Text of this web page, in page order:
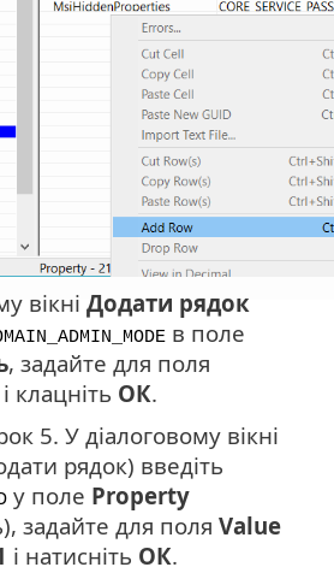
вікні Додати рядок
в поле
, задайте для поля
і клацніть ОК.
5. У діалоговому вікні
рядок) введіть
у поле Property
задайте для поля Value
і натисніть ОК.